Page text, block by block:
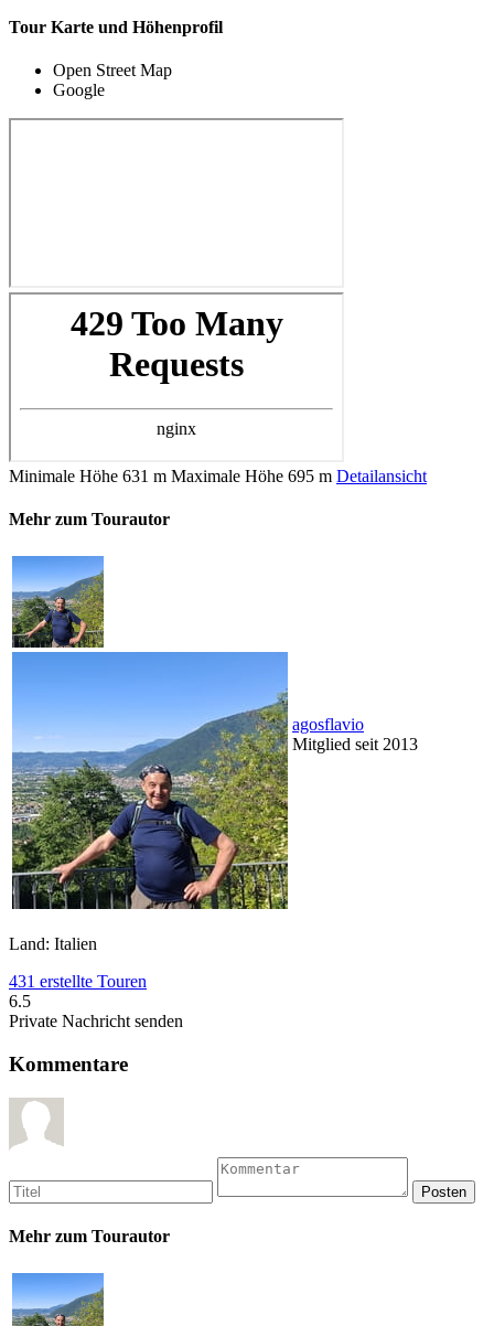
Tour Karte und Höhenprofil
Open Street Map
Google
Minimale Höhe 631 m Maximale Höhe 695 m Detailansicht
Mehr zum Tourautor
agosflavio
Mitglied seit 2013
Land: Italien
431 erstellte Touren
6.5
Private Nachricht senden
Kommentare
Mehr zum Tourautor